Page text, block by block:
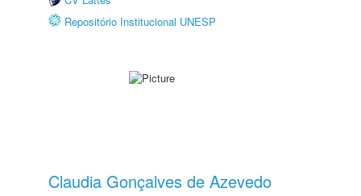
Repositório Institucional UNESP
Claudia Gonçalves de Azevedo